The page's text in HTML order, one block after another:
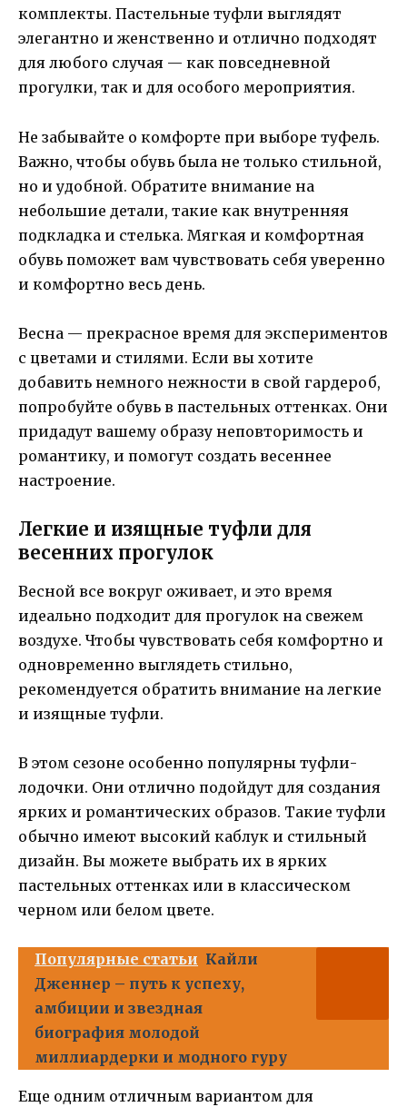
комплекты. Пастельные туфли выглядят
элегантно и женственно и отлично подходят
для любого случая — как повседневной
прогулки, так и для особого мероприятия.
Не забывайте о комфорте при выборе туфель.
Важно, чтобы обувь была не только стильной,
но и удобной. Обратите внимание на
небольшие детали, такие как внутренняя
подкладка и стелька. Мягкая и комфортная
обувь поможет вам чувствовать себя уверенно
и комфортно весь день.
Весна — прекрасное время для экспериментов
с цветами и стилями. Если вы хотите
добавить немного нежности в свой гардероб,
попробуйте обувь в пастельных оттенках. Они
придадут вашему образу неповторимость и
романтику, и помогут создать весеннее
настроение.
Легкие и изящные туфли для
весенних прогулок
Весной все вокруг оживает, и это время
идеально подходит для прогулок на свежем
воздухе. Чтобы чувствовать себя комфортно и
одновременно выглядеть стильно,
рекомендуется обратить внимание на легкие
и изящные туфли.
В этом сезоне особенно популярны туфли-
лодочки. Они отлично подойдут для создания
ярких и романтических образов. Такие туфли
обычно имеют высокий каблук и стильный
дизайн. Вы можете выбрать их в ярких
пастельных оттенках или в классическом
черном или белом цвете.
Популярные статьи Кайли
Дженнер – путь к успеху,
амбиции и звездная
биография молодой
миллиардерки и модного гуру
Еще одним отличным вариантом для